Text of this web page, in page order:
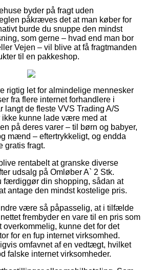
byder på fragt uden
påkræves det at man køber for
burde du snuppe den mindst
som gerne – hvad end man bor
Vejen – vil blive at få fragtmanden
til en pakkeshop.
rigtig let for almindelige mennesker
fra flere internet forhandlere i
langt de fleste VVS Trading A/S
ikke kunne lade være med at
på deres varer – til børn og babyer,
mænd – eftertrykkeligt, og endda
gratis fragt.
rentabelt at granske diverse
udsalg på Omløber A` 2 Stk.
færdiggør din shopping, sådan at
antage den mindst kostelige pris.
være så påpasselig, at i tilfælde
frembyder en vare til en pris som
overkommelig, kunne det for det
for en fup internet virksomhed.
omfavnet af en vedtægt, hvilket
falske internet virksomheder.